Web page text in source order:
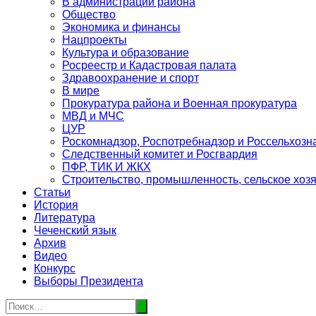
Общество
Экономика и финансы
Нацпроекты
Культура и образование
Росреестр и Кадастровая палата
Здравоохранение и спорт
В мире
Прокуратура района и Военная прокуратура
МВД и МЧС
ЦУР
Роскомнадзор, Роспотребнадзор и
Следственный комитет и Росгвардия
ПФР, ТИК И ЖКХ
Строительство, промышленность, сельское
Статьи
История
Литература
Чеченский язык
Архив
Видео
Конкурс
Выборы Президента